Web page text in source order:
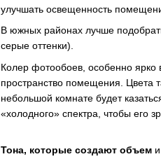
улучшать освещенность
В южных районах лучше
серые оттенки).
Колер фотообоев, особенно ярко
пространство помещения. Цвета
небольшой комнате будет
«холодного» спектра, чтобы его
Тона, которые создают объем